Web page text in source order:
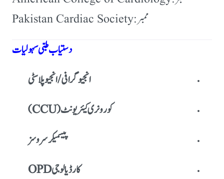
ممبر: Pakistan Cardiac Society
دستیاب طبی سہولیات
انجیوگرافی / انجیوپلاسٹی
کورونری کیئر یونٹ (CCU)
پیسمیکر سروسز
کارڈیالوجی OPD